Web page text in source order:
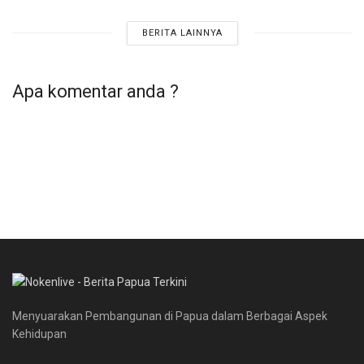
BERITA LAINNYA
Apa komentar anda ?
Menyuarakan Pembangunan di Papua dalam Berbagai Aspek
Kehidupan